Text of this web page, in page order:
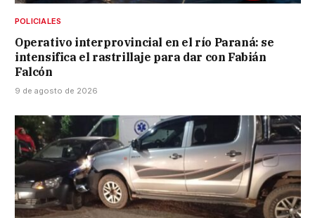
POLICIALES
Operativo interprovincial en el río Paraná: se
intensifica el rastrillaje para dar con Fabián
Falcón
9 de agosto de 2026